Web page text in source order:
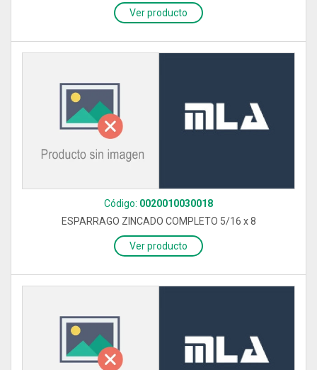
Ver producto
Código: 0020010030018
ESPARRAGO ZINCADO COMPLETO 5/16 x 8
Ver producto